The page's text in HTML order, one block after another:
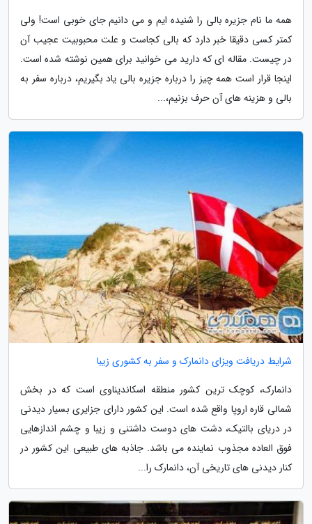
همه ما نام جزیره بالی را شنیده ایم و می دانیم جای خوبی است! ولی
کمتر کسی دقیقا خبر دارد که بالی کجاست و علت محبوبیت عجیب آن
در چیست. مقاله ای که دارید می خوانید برای همین نوشته شده است.
اینجا قرار است همه چیز را درباره جزیره بالی یاد بگیریم، درباره سفر به
بالی و هزینه های آن حرف بزنیم،...
شرایط دریافت ویزای دانمارک و سفر به کشوری زیبا
دانمارک، کوچک ترین کشور منطقه اسکاندیناوی است که در بخش
شمالی قاره اروپا واقع شده است. این کشور دارای جزایری بسیار دیدنی
در دریای بالتیک، دشت های دوست داشتنی و زیبا و چشم اندازهایی
فوق العاده مجذوب نماینده می باشد. جاذبه های طبیعی این کشور در
کنار دیدنی های تاریخی آن، دانمارک را...